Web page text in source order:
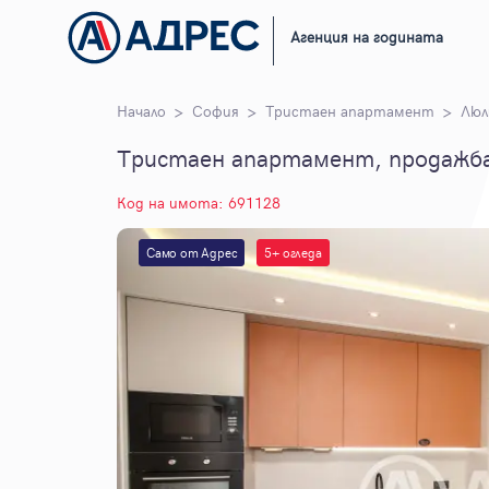
Агенция на годината
Начало София Тристаен апартамент
Тристаен апартамент,
Код на имота: 691128
Само от Адрес 5+ огледа